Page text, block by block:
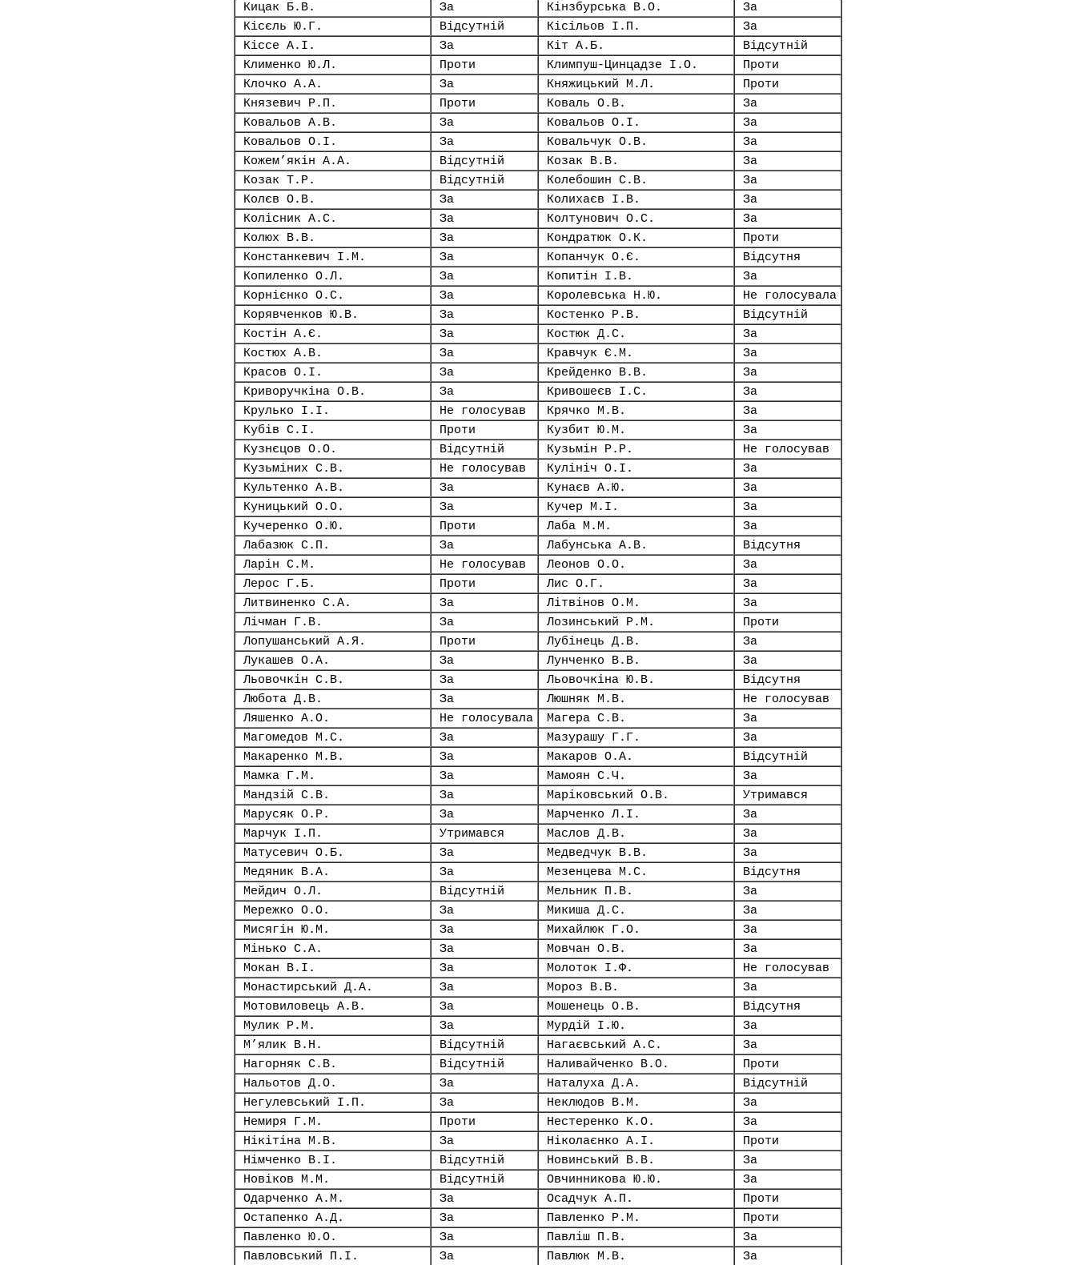
Кицак Б.В.
За Кінзбурська В.О.
За
Кісєль Ю.Г.
Відсутній Кісільов І.П.
За
Кіссе А.І.
За Кіт А.Б.
Відсутній
Клименко Ю.Л.
Проти Климпуш-Цинцадзе І.О.
Проти
Клочко А.А.
За Княжицький М.Л.
Проти
Князевич Р.П.
Проти Коваль О.В.
За
Ковальов А.В.
За Ковальов О.І.
За
Ковальов О.І.
За Ковальчук О.В.
За
Кожем’якін А.А.
Відсутній Козак В.В.
За
Козак Т.Р.
Відсутній Колебошин С.В.
За
Колєв О.В.
За Колихаєв І.В.
За
Колісник А.С.
За Колтунович О.С.
За
Колюх В.В.
За Кондратюк О.К.
Проти
Констанкевич І.М.
За Копанчук О.Є.
Відсутня
Копиленко О.Л.
За Копитін І.В.
За
Корнієнко О.С.
За Королевська Н.Ю.
Не голосувала
Корявченков Ю.В.
За Костенко Р.В.
Відсутній
Костін А.Є.
За Костюк Д.С.
За
Костюх А.В.
За Кравчук Є.М.
За
Красов О.І.
За Крейденко В.В.
За
Криворучкіна О.В.
За Кривошеєв І.С.
За
Крулько І.І.
Не голосував Крячко М.В.
За
Кубів С.І.
Проти Кузбит Ю.М.
За
Кузнєцов О.О.
Відсутній Кузьмін Р.Р.
Не голосував
Кузьміних С.В.
Не голосував Кулініч О.І.
За
Культенко А.В.
За Кунаєв А.Ю.
За
Куницький О.О.
За Кучер М.І.
За
Кучеренко О.Ю.
Проти Лаба М.М.
За
Лабазюк С.П.
За Лабунська А.В.
Відсутня
Ларін С.М.
Не голосував Леонов О.О.
За
Лерос Г.Б.
Проти Лис О.Г.
За
Литвиненко С.А.
За Літвінов О.М.
За
Лічман Г.В.
За Лозинський Р.М.
Проти
Лопушанський А.Я.
Проти Лубінець Д.В.
За
Лукашев О.А.
За Лунченко В.В.
За
Льовочкін С.В.
За Льовочкіна Ю.В.
Відсутня
Любота Д.В.
За Люшняк М.В.
Не голосував
Ляшенко А.О.
Не голосувала Магера С.В.
За
Магомедов М.С.
За Мазурашу Г.Г.
За
Макаренко М.В.
За Макаров О.А.
Відсутній
Мамка Г.М.
За Мамоян С.Ч.
За
Мандзій С.В.
За Маріковський О.В.
Утримався
Марусяк О.Р.
За Марченко Л.І.
За
Марчук І.П.
Утримався Маслов Д.В.
За
Матусевич О.Б.
За Медведчук В.В.
За
Медяник В.А.
За Мезенцева М.С.
Відсутня
Мейдич О.Л.
Відсутній Мельник П.В.
За
Мережко О.О.
За Микиша Д.С.
За
Мисягін Ю.М.
За Михайлюк Г.О.
За
Мінько С.А.
За Мовчан О.В.
За
Мокан В.І.
За Молоток І.Ф.
Не голосував
Монастирський Д.А.
За Мороз В.В.
За
Мотовиловець А.В.
За Мошенець О.В.
Відсутня
Мулик Р.М.
За Мурдій І.Ю.
За
М’ялик В.Н.
Відсутній Нагаєвський А.С.
За
Нагорняк С.В.
Відсутній Наливайченко В.О.
Проти
Нальотов Д.О.
За Наталуха Д.А.
Відсутній
Негулевський І.П.
За Неклюдов В.М.
За
Немиря Г.М.
Проти Нестеренко К.О.
За
Нікітіна М.В.
За Ніколаєнко А.І.
Проти
Німченко В.І.
Відсутній Новинський В.В.
За
Новіков М.М.
Відсутній Овчинникова Ю.Ю.
За
Одарченко А.М.
За Осадчук А.П.
Проти
Остапенко А.Д.
За Павленко Р.М.
Проти
Павленко Ю.О.
За Павліш П.В.
За
Павловський П.І.
За Павлюк М.В. За